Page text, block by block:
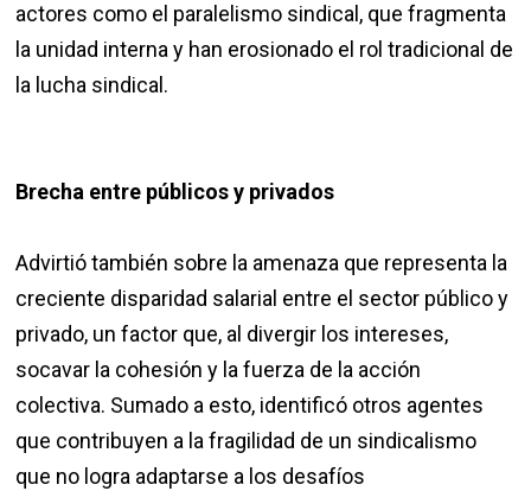
actores como el paralelismo sindical, que fragmenta
la unidad interna y han erosionado el rol tradicional de
la lucha sindical.
Brecha entre públicos y privados
Advirtió también sobre la amenaza que representa la
creciente disparidad salarial entre el sector público y
privado, un factor que, al divergir los intereses,
socavar la cohesión y la fuerza de la acción
colectiva. Sumado a esto, identificó otros agentes
que contribuyen a la fragilidad de un sindicalismo
que no logra adaptarse a los desafíos